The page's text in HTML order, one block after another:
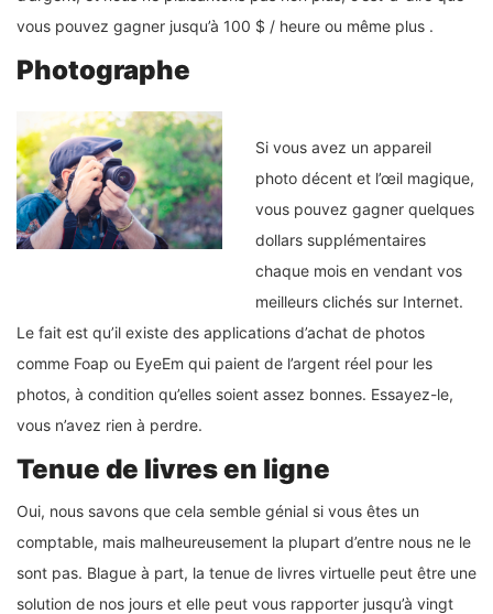
vous pouvez gagner jusqu’à 100 $ / heure ou même plus .
Photographe
Si vous avez un appareil
photo décent et l’œil magique,
vous pouvez gagner quelques
dollars supplémentaires
chaque mois en vendant vos
meilleurs clichés sur Internet.
Le fait est qu’il existe des applications d’achat de photos
comme Foap ou EyeEm qui paient de l’argent réel pour les
photos, à condition qu’elles soient assez bonnes. Essayez-le,
vous n’avez rien à perdre.
Tenue de livres en ligne
Oui, nous savons que cela semble génial si vous êtes un
comptable, mais malheureusement la plupart d’entre nous ne le
sont pas. Blague à part, la tenue de livres virtuelle peut être une
solution de nos jours et elle peut vous rapporter jusqu’à vingt